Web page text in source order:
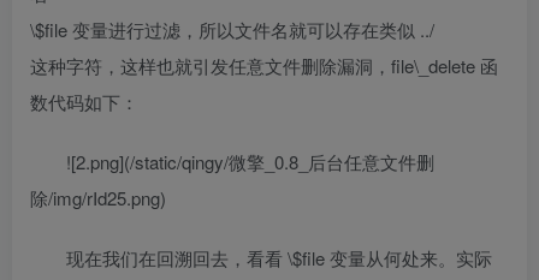
\$file 变量进行过滤，所以文件名就可以存在类似 ../
这种字符，这样也就引发任意文件删除漏洞，file\_delete 函
数代码如下：
![2.png](/static/qingy/微擎_0.8_后台任意文件删
除/img/rId25.png)
现在我们在回溯回去，看看 \$file 变量从何处来。实际